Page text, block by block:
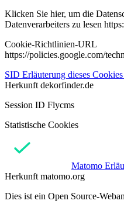
Klicken Sie hier, um die
Datenverarbeiters zu lesen
Cookie-Richtlinien-URL
https://policies.google.com/
SID Erläuterung dieses Cookies
Herkunft dekorfinder.de
Session ID Flycms
Statistische Cookies
Matomo
Herkunft matomo.org
Dies ist ein Open Source-